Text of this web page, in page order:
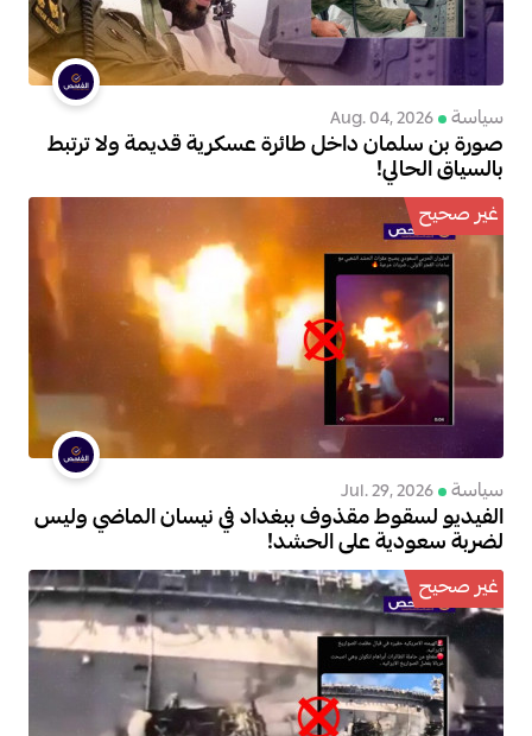
سياسة Aug. 04, 2026
صورة بن سلمان داخل طائرة عسكرية قديمة ولا ترتبط
بالسياق الحالي!
غير صحيح
سياسة Jul. 29, 2026
الفيديو لسقوط مقذوف ببغداد في نيسان الماضي وليس
لضربة سعودية على الحشد!
غير صحيح